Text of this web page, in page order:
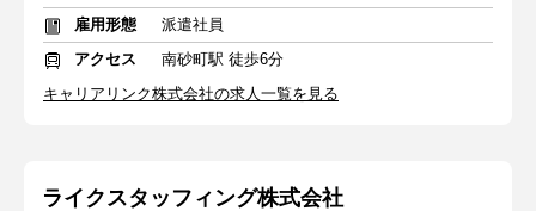
雇用形態
派遣社員
アクセス
南砂町駅 徒歩6分
キャリアリンク株式会社の求人一覧を見る
ライクスタッフィング株式会社